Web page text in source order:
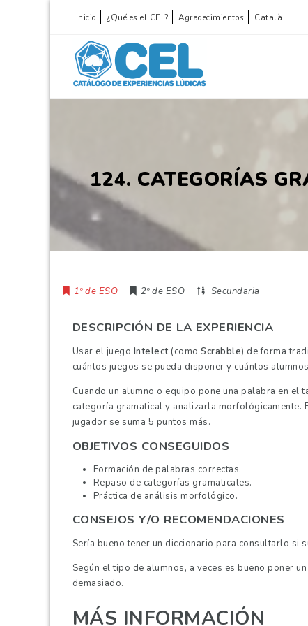
Inicio ¿Qué es el CEL? Agradecimientos Català
124. CATEGORÍAS
1º de ESO 2º de ESO Secundaria
DESCRIPCIÓN DE LA EXPERIENCIA
Usar el juego Intelect(comoScrabble) de forma
cuántos juegos se pueda disponer y cuántos
Cuando un alumno o equipo pone una palabra en
categoría gramatical y analizarla morfológicamente.
jugador se suma 5 puntos más.
OBJETIVOS CONSEGUIDOS
Formación de palabras correctas.
Repaso de categorías gramaticales.
Práctica de análisis morfológico.
CONSEJOS Y/O RECOMENDACIONES
Sería bueno tener un diccionario para consultarlo si
Según el tipo de alumnos, a veces es bueno poner
demasiado.
MÁS INFORMACIÓN